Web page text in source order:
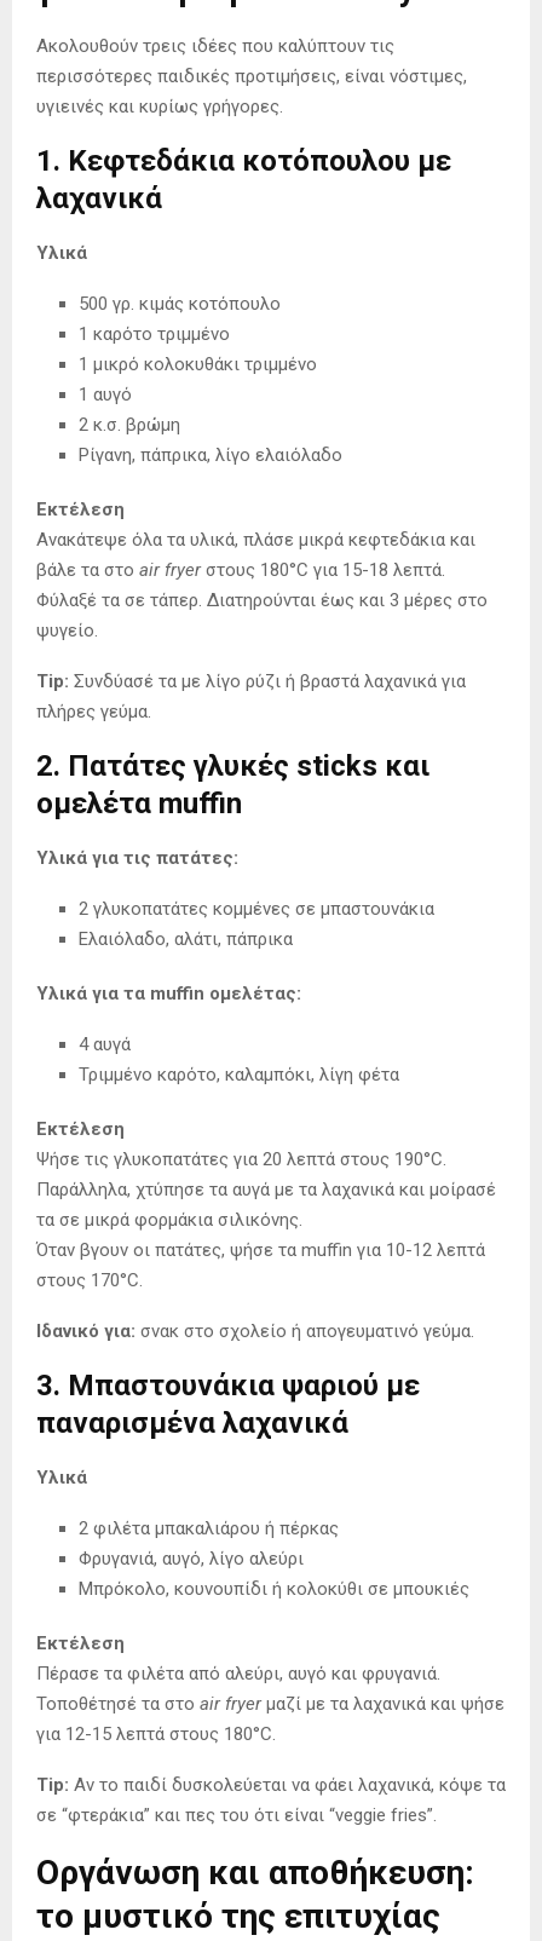
Ακολουθούν τρεις ιδέες που καλύπτουν τις
περισσότερες παιδικές προτιμήσεις, είναι νόστιμες,
υγιεινές και κυρίως γρήγορες.
1. Κεφτεδάκια κοτόπουλου με
λαχανικά
Υλικά
500 γρ. κιμάς κοτόπουλο
1 καρότο τριμμένο
1 μικρό κολοκυθάκι τριμμένο
1 αυγό
2 κ.σ. βρώμη
Ρίγανη, πάπρικα, λίγο ελαιόλαδο
Εκτέλεση
Ανακάτεψε όλα τα υλικά, πλάσε μικρά κεφτεδάκια και
βάλε τα στο air fryerστους 180°C για 15-18 λεπτά.
Φύλαξέ τα σε τάπερ. Διατηρούνται έως και 3 μέρες στο
ψυγείο.
Tip: Συνδύασέ τα με λίγο ρύζι ή βραστά λαχανικά για
πλήρες γεύμα.
2. Πατάτες γλυκές sticks και
ομελέτα muffin
Υλικά για τις πατάτες:
2 γλυκοπατάτες κομμένες σε μπαστουνάκια
Ελαιόλαδο, αλάτι, πάπρικα
Υλικά για τα muffin ομελέτας:
4 αυγά
Τριμμένο καρότο, καλαμπόκι, λίγη φέτα
Εκτέλεση
Ψήσε τις γλυκοπατάτες για 20 λεπτά στους 190°C.
Παράλληλα, χτύπησε τα αυγά με τα λαχανικά και μοίρασέ
τα σε μικρά φορμάκια σιλικόνης.
Όταν βγουν οι πατάτες, ψήσε τα muffin για 10-12 λεπτά
στους 170°C.
Ιδανικό για: σνακ στο σχολείο ή απογευματινό γεύμα.
3. Μπαστουνάκια ψαριού με
παναρισμένα λαχανικά
Υλικά
2 φιλέτα μπακαλιάρου ή πέρκας
Φρυγανιά, αυγό, λίγο αλεύρι
Μπρόκολο, κουνουπίδι ή κολοκύθι σε μπουκιές
Εκτέλεση
Πέρασε τα φιλέτα από αλεύρι, αυγό και φρυγανιά.
Τοποθέτησέ τα στο air fryerμαζί με τα λαχανικά και ψήσε
για 12-15 λεπτά στους 180°C.
Tip: Αν το παιδί δυσκολεύεται να φάει λαχανικά, κόψε τα
σε “φτεράκια” και πες του ότι είναι “veggie fries”.
Οργάνωση και αποθήκευση:
το μυστικό της επιτυχίας